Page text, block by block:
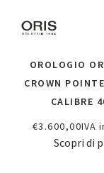
OROLOGIO
CROWN
CALIBRE
€3.600,00IVA
Scopri di